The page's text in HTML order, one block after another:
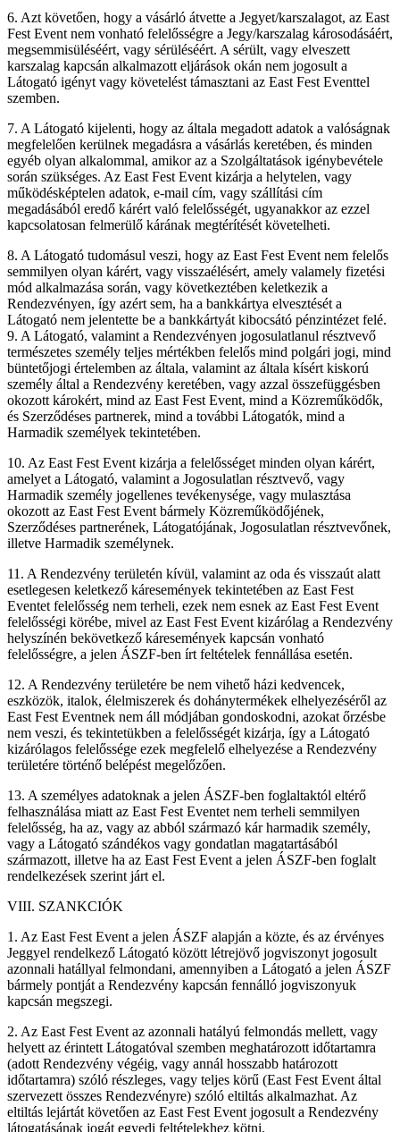
6. Azt követően, hogy a vásárló átvette a Jegyet/karszalagot, az East
Fest Event nem vonható felelősségre a Jegy/karszalag károsodásáért,
megsemmisüléséért, vagy sérüléséért. A sérült, vagy elveszett
karszalag kapcsán alkalmazott eljárások okán nem jogosult a
Látogató igényt vagy követelést támasztani az East Fest Eventtel
szemben.
7. A Látogató kijelenti, hogy az általa megadott adatok a valóságnak
megfelelően kerülnek megadásra a vásárlás keretében, és minden
egyéb olyan alkalommal, amikor az a Szolgáltatások igénybevétele
során szükséges. Az East Fest Event kizárja a helytelen, vagy
működésképtelen adatok, e-mail cím, vagy szállítási cím
megadásából eredő kárért való felelősségét, ugyanakkor az ezzel
kapcsolatosan felmerülő kárának megtérítését követelheti.
8. A Látogató tudomásul veszi, hogy az East Fest Event nem felelős
semmilyen olyan kárért, vagy visszaélésért, amely valamely fizetési
mód alkalmazása során, vagy következtében keletkezik a
Rendezvényen, így azért sem, ha a bankkártya elvesztését a
Látogató nem jelentette be a bankkártyát kibocsátó pénzintézet felé.
9. A Látogató, valamint a Rendezvényen jogosulatlanul résztvevő
természetes személy teljes mértékben felelős mind polgári jogi, mind
büntetőjogi értelemben az általa, valamint az általa kísért kiskorú
személy által a Rendezvény keretében, vagy azzal összefüggésben
okozott károkért, mind az East Fest Event, mind a Közreműködők,
és Szerződéses partnerek, mind a további Látogatók, mind a
Harmadik személyek tekintetében.
10. Az East Fest Event kizárja a felelősséget minden olyan kárért,
amelyet a Látogató, valamint a Jogosulatlan résztvevő, vagy
Harmadik személy jogellenes tevékenysége, vagy mulasztása
okozott az East Fest Event bármely Közreműködőjének,
Szerződéses partnerének, Látogatójának, Jogosulatlan résztvevőnek,
illetve Harmadik személynek.
11. A Rendezvény területén kívül, valamint az oda és visszaút alatt
esetlegesen keletkező káresemények tekintetében az East Fest
Eventet felelősség nem terheli, ezek nem esnek az East Fest Event
felelősségi körébe, mivel az East Fest Event kizárólag a Rendezvény
helyszínén bekövetkező káresemények kapcsán vonható
felelősségre, a jelen ÁSZF-ben írt feltételek fennállása esetén.
12. A Rendezvény területére be nem vihető házi kedvencek,
eszközök, italok, élelmiszerek és dohánytermékek elhelyezéséről az
East Fest Eventnek nem áll módjában gondoskodni, azokat őrzésbe
nem veszi, és tekintetükben a felelősségét kizárja, így a Látogató
kizárólagos felelőssége ezek megfelelő elhelyezése a Rendezvény
területére történő belépést megelőzően.
13. A személyes adatoknak a jelen ÁSZF-ben foglaltaktól eltérő
felhasználása miatt az East Fest Eventet nem terheli semmilyen
felelősség, ha az, vagy az abból származó kár harmadik személy,
vagy a Látogató szándékos vagy gondatlan magatartásából
származott, illetve ha az East Fest Event a jelen ÁSZF-ben foglalt
rendelkezések szerint járt el.
VIII. SZANKCIÓK
1. Az East Fest Event a jelen ÁSZF alapján a közte, és az érvényes
Jeggyel rendelkező Látogató között létrejövő jogviszonyt jogosult
azonnali hatállyal felmondani, amennyiben a Látogató a jelen ÁSZF
bármely pontját a Rendezvény kapcsán fennálló jogviszonyuk
kapcsán megszegi.
2. Az East Fest Event az azonnali hatályú felmondás mellett, vagy
helyett az érintett Látogatóval szemben meghatározott időtartamra
(adott Rendezvény végéig, vagy annál hosszabb határozott
időtartamra) szóló részleges, vagy teljes körű (East Fest Event által
szervezett összes Rendezvényre) szóló eltiltás alkalmazhat. Az
eltiltás lejártát követően az East Fest Event jogosult a Rendezvény
látogatásának jogát egyedi feltételekhez kötni.